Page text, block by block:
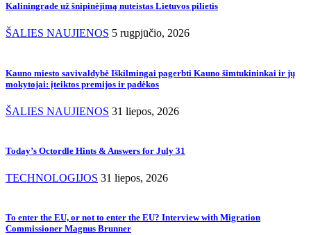
Kaliningrade už šnipinėjimą nuteistas Lietuvos pilietis
ŠALIES NAUJIENOS 5 rugpjūčio, 2026
Kauno miesto savivaldybė Iškilmingai pagerbti Kauno šimtukininkai ir jų
mokytojai: įteiktos premijos ir padėkos
ŠALIES NAUJIENOS 31 liepos, 2026
Today’s Octordle Hints & Answers for July 31
TECHNOLOGIJOS 31 liepos, 2026
To enter the EU, or not to enter the EU? Interview with Migration
Commissioner Magnus Brunner